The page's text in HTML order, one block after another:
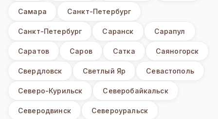
Самара Санкт-Петербург
Санкт-Петербург Саранск Сарапул
Саратов Саров Сатка Саяногорск
Свердловск Светлый Яр Севастополь
Северо-Курильск Северобайкальск
Северодвинск Североуральск